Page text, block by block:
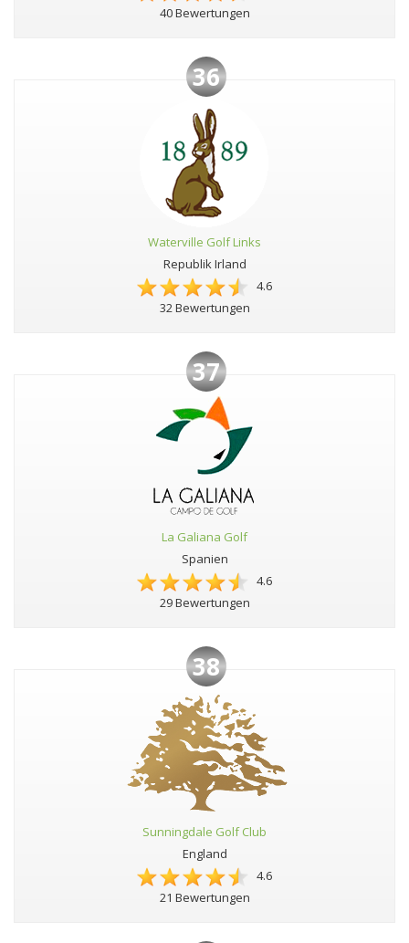
40 Bewertungen
36
Waterville Golf Links
Republik Irland
4.6
32 Bewertungen
37
La Galiana Golf
Spanien
4.6
29 Bewertungen
38
Sunningdale Golf Club
England
4.6
21 Bewertungen